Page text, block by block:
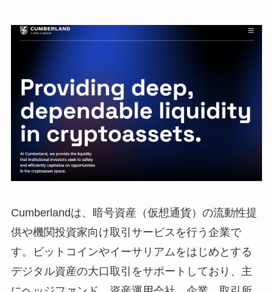
Cumberlandは、暗号資産（仮想通貨）の流動性提
供や機関投資家向け取引サービスを行う企業で
す。ビットコインやイーサリアムをはじめとする
デジタル資産の大口取引をサポートしており、主